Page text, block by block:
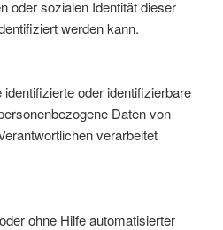
oder sozialen Identität dieser
werden kann.
oder identifizierbare
Daten von
verarbeitet
ohne Hilfe automatisierter